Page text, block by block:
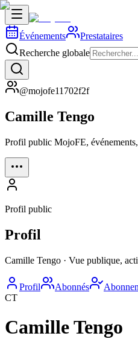
Événements
Prestataires
Recherche globale
@mojofe11702f2f
Camille Tengo
Profil public MojoFE,
Profil public
Profil
Camille Tengo · Vue publique,
Profil Abonnés
CT
Camille Tengo